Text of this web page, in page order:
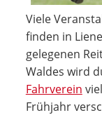
Viele
finden in
gelegenen
Waldes wird
Fahrverein
Frühjahr